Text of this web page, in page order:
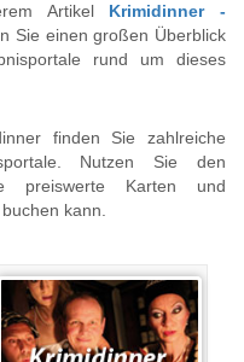
Artikel Krimidinner -
Sie einen großen Überblick
rund um dieses
finden Sie zahlreiche
Nutzen Sie den
preiswerte Karten und
kann.